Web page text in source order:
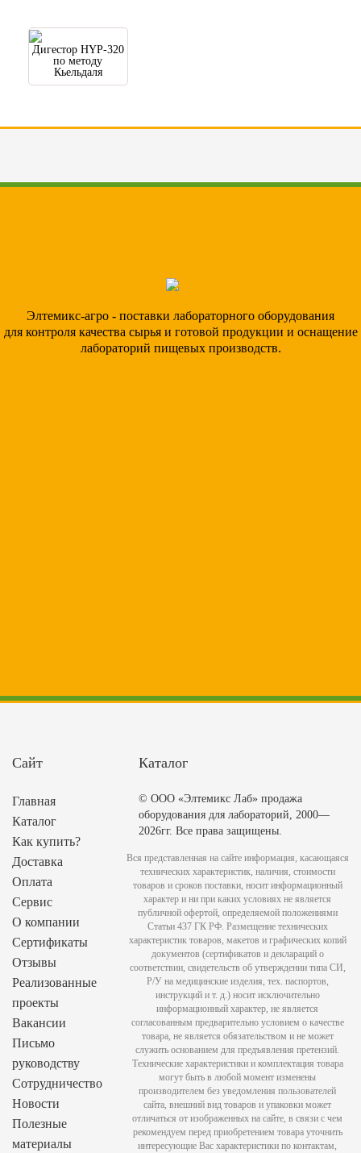
Дигестор HYP-320
по методу
Кьельдаля
Элтемикс-агро - поставки лабораторного оборудования
для контроля качества сырья и готовой продукции и оснащение
лабораторий пищевых производств.
Сайт
Главная
Каталог
Как купить?
Доставка
Оплата
Сервис
О компании
Сертификаты
Отзывы
Реализованные
проекты
Вакансии
Письмо
руководству
Сотрудничество
Новости
Полезные
материалы
Каталог
© ООО «Элтемикс Лаб» продажа
оборудования для лабораторий, 2000—
2026гг. Все права защищены.
Вся представленная на сайте информация, касающаяся
технических характеристик, наличия, стоимости
товаров и сроков поставки, носит информационный
характер и ни при каких условиях не является
публичной офертой, определяемой положениями
Статьи 437 ГК РФ. Размещение технических
характеристик товаров, макетов и графических копий
документов (сертификатов и деклараций о
соответствии, свидетельств об утверждении типа СИ,
Р/У на медицинские изделия, тех. паспортов,
инструкций и т. д.) носит исключительно
информационный характер, не является
согласованным предварительно условием о качестве
товара, не является обязательством и не может
служить основанием для предъявления претензий.
Технические характеристики и комплектация товара
могут быть в любой момент изменены
производителем без уведомления пользователей
сайта, внешний вид товаров и упаковки может
отличаться от изображенных на сайте, в связи с чем
рекомендуем перед приобретением товара уточнить
интересующие Вас характеристики по контактам,